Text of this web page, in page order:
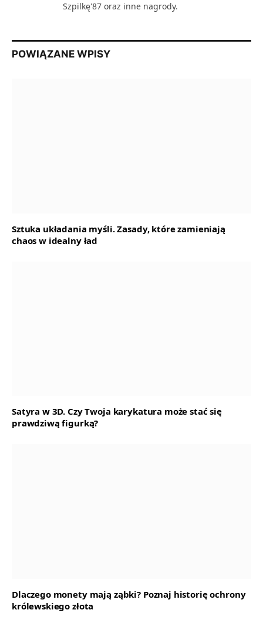
Szpilkę'87 oraz inne nagrody.
POWIĄZANE WPISY
Sztuka układania myśli. Zasady, które zamieniają
chaos w idealny ład
Satyra w 3D. Czy Twoja karykatura może stać się
prawdziwą figurką?
Dlaczego monety mają ząbki? Poznaj historię ochrony
królewskiego złota